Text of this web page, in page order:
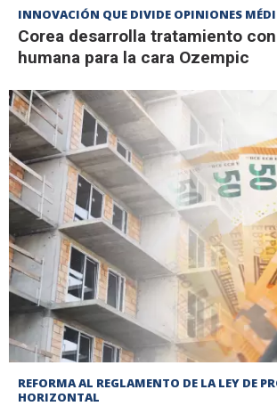
INNOVACIÓN QUE DIVIDE OPINIONES
Corea desarrolla tratamiento
humana para la cara Ozempic
REFORMA AL REGLAMENTO DE LA LEY DE
HORIZONTAL